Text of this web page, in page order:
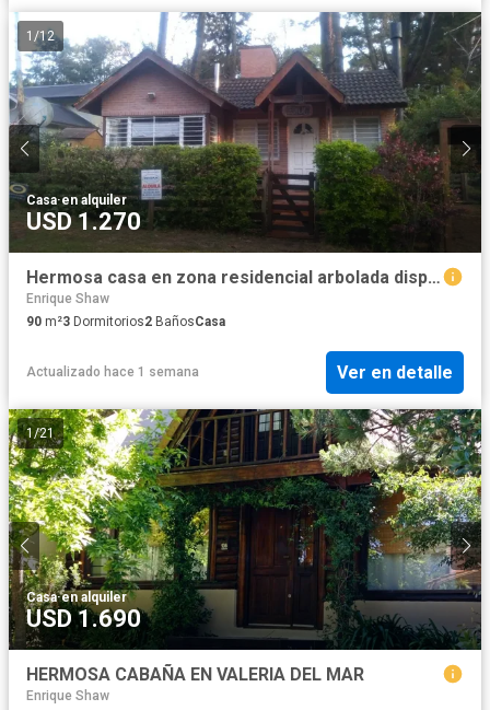
1 /12
Casa·en alquiler
USD 1.270
Hermosa casa en zona residencial arbolada disponible febrero
Enrique Shaw
90 m²3 Dormitorios2 BañosCasa
Actualizado hace 1 semana Ver en detalle
1/21
Casa·en alquiler
USD 1.690
HERMOSA CABAÑA EN VALERIA DEL MAR
Enrique Shaw